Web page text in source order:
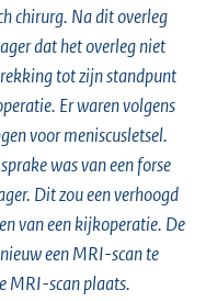
chirurg. Na dit overleg
dat het overleg niet
tot zijn standpunt
Er waren volgens
voor meniscusletsel.
was van een forse
Dit zou een verhoogd
van een kijkoperatie. De
een MRI-scan te
MRI-scan plaats.